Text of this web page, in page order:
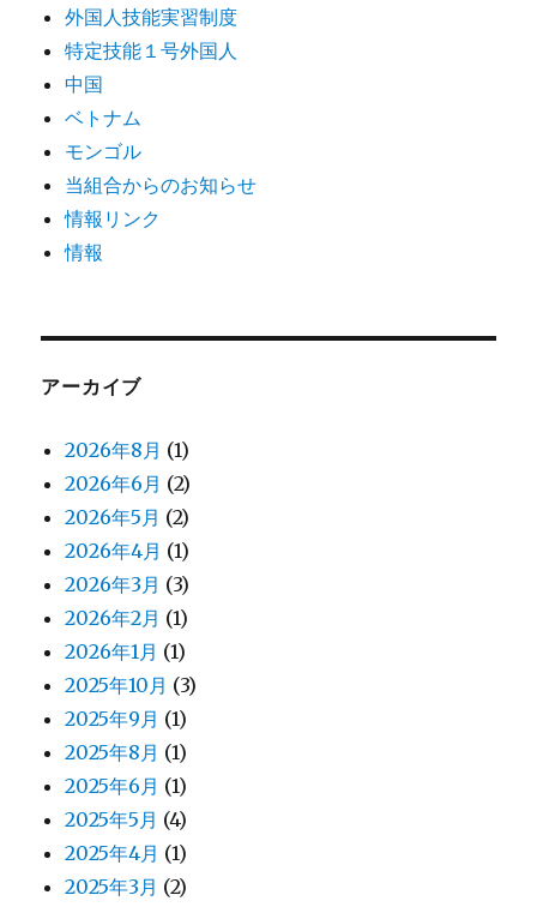
外国人技能実習制度
特定技能１号外国人
中国
ベトナム
モンゴル
当組合からのお知らせ
情報リンク
情報
アーカイブ
2026年8月 (1)
2026年6月 (2)
2026年5月 (2)
2026年4月 (1)
2026年3月 (3)
2026年2月 (1)
2026年1月 (1)
2025年10月 (3)
2025年9月 (1)
2025年8月 (1)
2025年6月 (1)
2025年5月 (4)
2025年4月 (1)
2025年3月 (2)